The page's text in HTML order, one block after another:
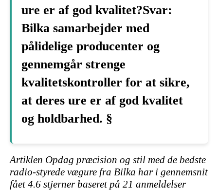
ure er af god kvalitet?Svar:
Bilka samarbejder med
pålidelige producenter og
gennemgår strenge
kvalitetskontroller for at sikre,
at deres ure er af god kvalitet
og holdbarhed. §
Artiklen Opdag præcision og stil med de bedste
radio-styrede vægure fra Bilka har i gennemsnit
fået4.6 stjerner baseret på 21 anmeldelser